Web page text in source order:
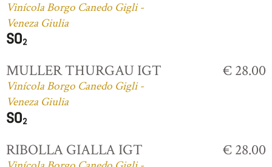
Vinícola Borgo Canedo Gigli -
Veneza Giulia
MULLER THURGAU IGT
Vinícola Borgo Canedo Gigli -
Veneza Giulia
€ 28.00
RIBOLLA GIALLA IGT € 28.00